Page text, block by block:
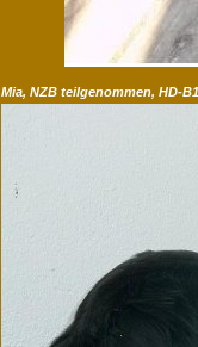
Mia, NZB teilgenommen, HD-B1